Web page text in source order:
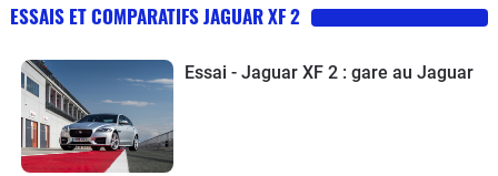
ESSAIS ET COMPARATIFS JAGUAR XF 2
Essai - Jaguar XF 2 : gare au Jaguar